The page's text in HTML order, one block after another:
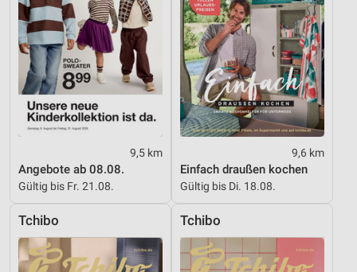
9,5 km
Angebote ab 08.08.
Gültig bis Fr. 21.08.
9,6 km
Einfach draußen kochen
Gültig bis Di. 18.08.
Tchibo Tchibo